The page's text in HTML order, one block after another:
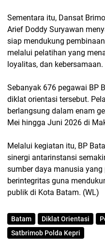
Sementara itu, Dansat
Arief Doddy Suryawan
siap mendukung
melalui pelatihan yang
loyalitas, dan kebersamaan.
Sebanyak 676 pegawai BP
diklat orientasi tersebut.
berlangsung dalam enam
Mei hingga Juni 2026 di
Melalui kegiatan itu, BP
sinergi antarinstansi
sumber daya manusia
berintegritas guna
publik di Kota Batam. (WL)
Batam Diklat Orientasi
Satbrimob Polda Kepri